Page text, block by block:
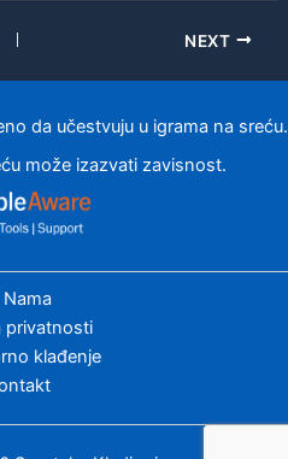
NEXT
da učestvuju u igrama na sreću.
može izazvati zavisnost.
Nama
privatnosti
klađenje